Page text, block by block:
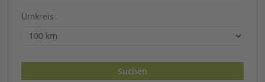
Umkreis